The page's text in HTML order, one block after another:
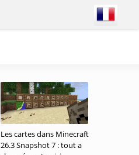
Les cartes dans Minecraft
26.3 Snapshot 7 : tout a